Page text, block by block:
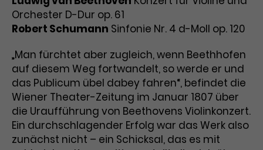
Anbieter Google Analytics
Zweck
Das ist ein von Google Analytics
gesetztes Cookie. Bestimmte
Daten werden nur maximal einmal
pro Minute an Google Analytics
gesendet. Solange es gesetzt ist,
werden bestimmte
Datenübertragungen
Laufzeit 3 Monate
Zweck
Nutzerinteraktionen mit
Werbeanzeigen zu messen und
Remarketing-Funktionen
bereitzustellen.
Orchester D-Dur op. 61
Robert Schumann Sinfonie Nr. 4 d-Moll op. 120
„Man fürchtet aber zugleich, wenn Beethhofen
auf diesem Weg fortwandelt, so werde er und
das Publicum übel dabey fahren“, befindet die
Wiener Theater-Zeitung im Januar 1807 über
die Uraufführung von Beethovens Violinkonzert.
Ein durchschlagender Erfolg war das Werk also
zunächst nicht – ein Schicksal, das es mit